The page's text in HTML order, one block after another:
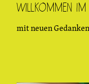
Willkommen im
mit neuen